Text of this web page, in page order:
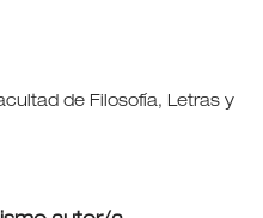
de Filosofía, Letras y